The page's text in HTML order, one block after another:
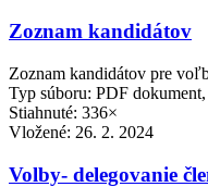
Zoznam kandidátov
Zoznam kandidátov pre
Typ súboru: PDF
Stiahnuté: 336×
Vložené: 26. 2. 2024
Volby- delegovanie